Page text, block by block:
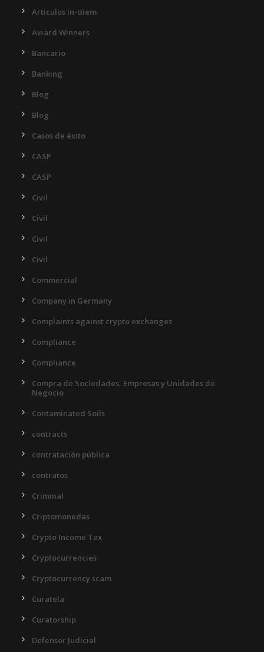
Articulos In-diem
Award Winners
Bancario
Banking
Blog
Blog
Casos de éxito
CASP
CASP
Civil
Civil
Civil
Civil
Commercial
Company in Germany
Complaints against crypto exchanges
Compliance
Compliance
Compra de Sociedades, Empresas y Unidades de
Negocio
Contaminated Soils
contracts
contratación pública
contratos
Criminal
Criptomonedas
Crypto Income Tax
Cryptocurrencies
Cryptocurrency scam
Curatela
Curatorship
Defensor Judicial